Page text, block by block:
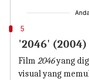
5
'2046' (2004)
Film2046yang
visual yang